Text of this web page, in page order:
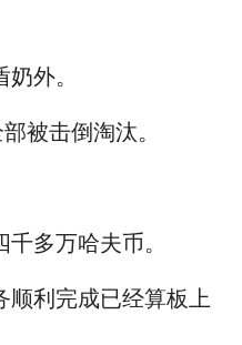
外。
被击倒淘汰。
多万哈夫币。
顺利完成已经算板上